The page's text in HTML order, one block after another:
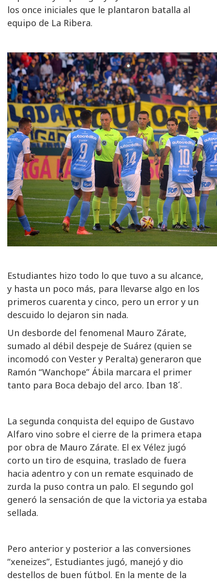
los once iniciales que le plantaron batalla al
equipo de La Ribera.
Estudiantes hizo todo lo que tuvo a su alcance,
y hasta un poco más, para llevarse algo en los
primeros cuarenta y cinco, pero un error y un
descuido lo dejaron sin nada.
Un desborde del fenomenal Mauro Zárate,
sumado al débil despeje de Suárez (quien se
incomodó con Vester y Peralta) generaron que
Ramón “Wanchope” Ábila marcara el primer
tanto para Boca debajo del arco. Iban 18´.
La segunda conquista del equipo de Gustavo
Alfaro vino sobre el cierre de la primera etapa
por obra de Mauro Zárate. El ex Vélez jugó
corto un tiro de esquina, traslado de fuera
hacia adentro y con un remate esquinado de
zurda la puso contra un palo. El segundo gol
generó la sensación de que la victoria ya estaba
sellada.
Pero anterior y posterior a las conversiones
“xeneizes”, Estudiantes jugó, manejó y dio
destellos de buen fútbol. En la mente de la